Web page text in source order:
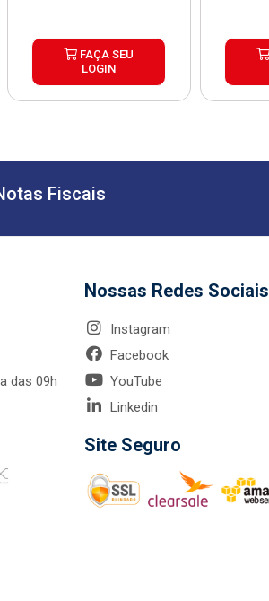
FAÇA SEU
LOGIN
Fiscais
das 09h
Nossas Redes Sociais
Instagram
Facebook
YouTube
Linkedin
Site Seguro